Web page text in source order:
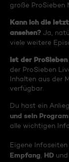
große ProSieben
Kann ich die
ansehen? Ja,
viele weitere
Ist der
der ProSieben
Inhalten aus der
verfügbar.
Du hast ein
und sein
alle wichtigen
Eigene
Empfang HD und